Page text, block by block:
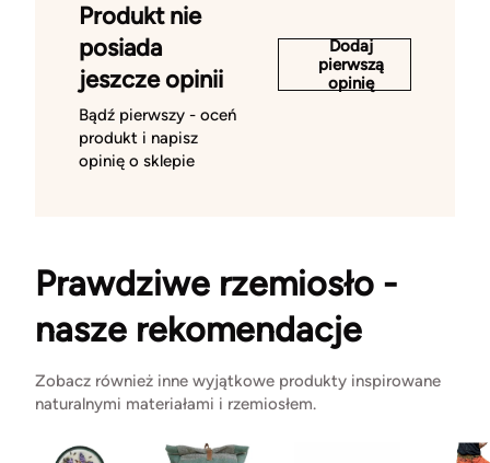
Produkt nie
posiada
jeszcze opinii
Bądź pierwszy - oceń
produkt i napisz
opinię o sklepie
Dodaj
pierwszą
opinię
Prawdziwe rzemiosło -
nasze rekomendacje
Zobacz również inne wyjątkowe produkty inspirowane
naturalnymi materiałami i rzemiosłem.